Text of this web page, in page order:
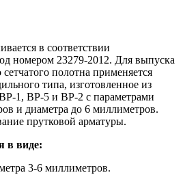
в соответствии
номером 23279-2012. Для выпуска
полотна применяется
типа, изготовленное из
1, ВР-5 и ВР-2 с параметрами
и диаметра до 6 миллиметров.
прутковой арматуры.
в виде:
3-6 миллиметров.